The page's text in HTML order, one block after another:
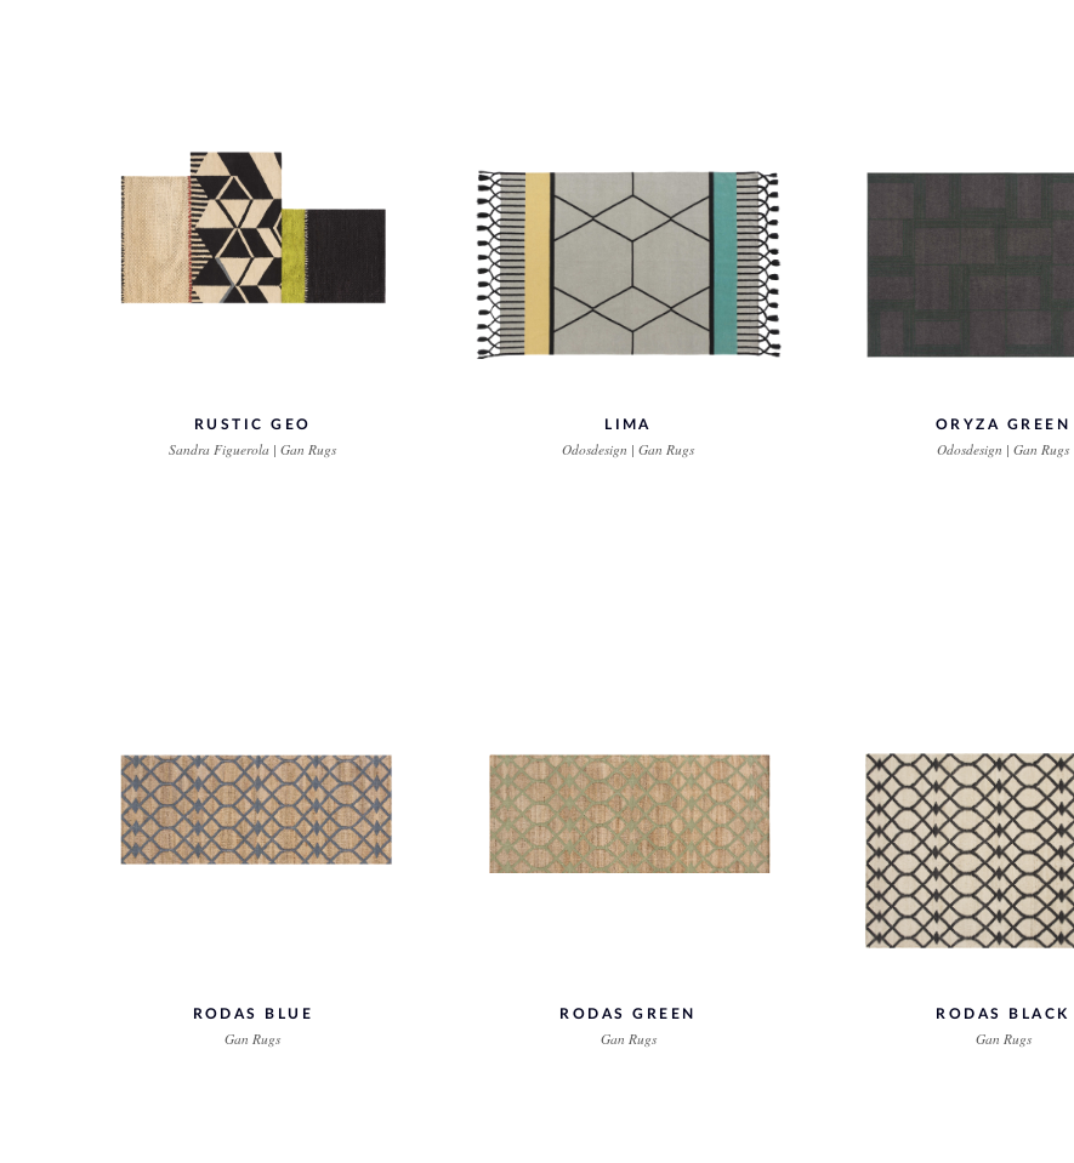
ORYZA GREEN
Odosdesign | Gan Rugs
LIMA
Odosdesign | Gan Rugs
RUSTIC GEO
Sandra Figuerola | Gan Rugs
RODAS BLACK
Gan Rugs
RODAS GREEN
Gan Rugs
RODAS BLUE
Gan Rugs